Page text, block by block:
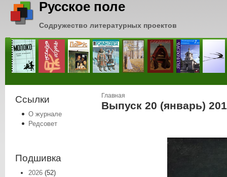
Русское поле
Содружество литературных проектов
Ссылки
О журнале
Редсовет
Подшивка
2026 (52)
Вы здесь
Главная
Выпуск 20 (январь)